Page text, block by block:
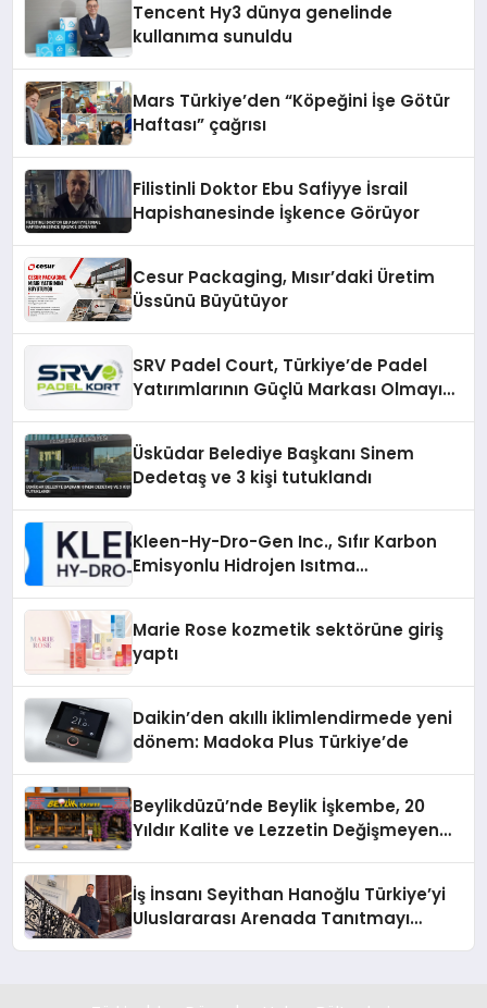
Tencent Hy3 dünya genelinde
kullanıma sunuldu
Mars Türkiye’den “Köpeğini İşe Götür
Haftası” çağrısı
Filistinli Doktor Ebu Safiyye İsrail
Hapishanesinde İşkence Görüyor
Cesur Packaging, Mısır’daki Üretim
Üssünü Büyütüyor
SRV Padel Court, Türkiye’de Padel
Yatırımlarının Güçlü Markası Olmayı
Üsküdar Belediye Başkanı Sinem
Dedetaş ve 3 kişi tutuklandı
Kleen-Hy-Dro-Gen Inc., Sıfır Karbon
Emisyonlu Hidrojen Isıtma
Marie Rose kozmetik sektörüne giriş
yaptı
Daikin’den akıllı iklimlendirmede yeni
dönem: Madoka Plus Türkiye’de
Beylikdüzü’nde Beylik İşkembe, 20
Yıldır Kalite ve Lezzetin Değişmeyen
İş İnsanı Seyithan Hanoğlu Türkiye’yi
Uluslararası Arenada Tanıtmayı